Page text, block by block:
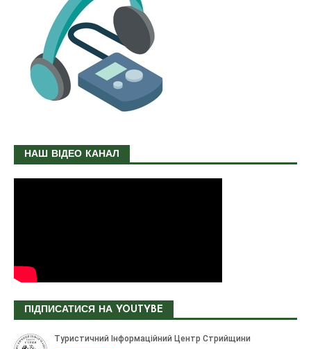
НАШ ВІДЕО КАНАЛ
ПІДПИСАТИСЯ НА YOUTYBE